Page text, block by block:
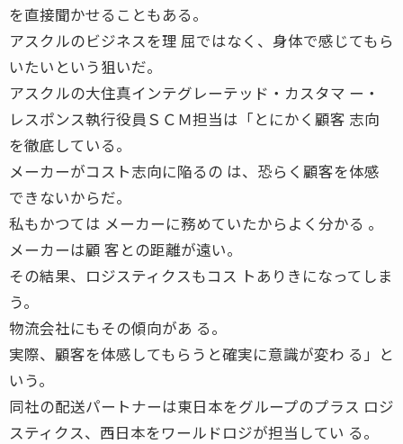
を直接聞かせることもある。
アスクルのビジネスを理 屈ではなく、身体で感じてもら
いたいという狙いだ。
アスクルの大住真インテグレーテッド・カスタマ ー・
レスポンス執行役員ＳＣＭ担当は「とにかく顧客 志向
を徹底している。
メーカーがコスト志向に陥るの は、恐らく顧客を体感
できないからだ。
私もかつては メーカーに務めていたからよく分かる 。
メーカーは顧 客との距離が遠い。
その結果、ロジスティクスもコス トありきになってしま
う。
物流会社にもその傾向があ る。
実際、顧客を体感してもらうと確実に意識が変わ る」と
いう。
同社の配送パートナーは東日本をグループのプラス ロジ
スティクス、西日本をワールドロジが担当してい る。